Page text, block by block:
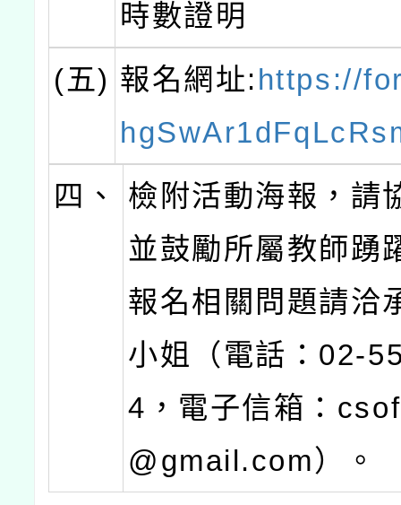
時數證明
(五) 報名網址:https://
四、
檢附活動海報，請
並鼓勵所屬教師踴
報名相關問題請洽
小姐（電話：02-
4，電子信箱：
@gmail.com）。